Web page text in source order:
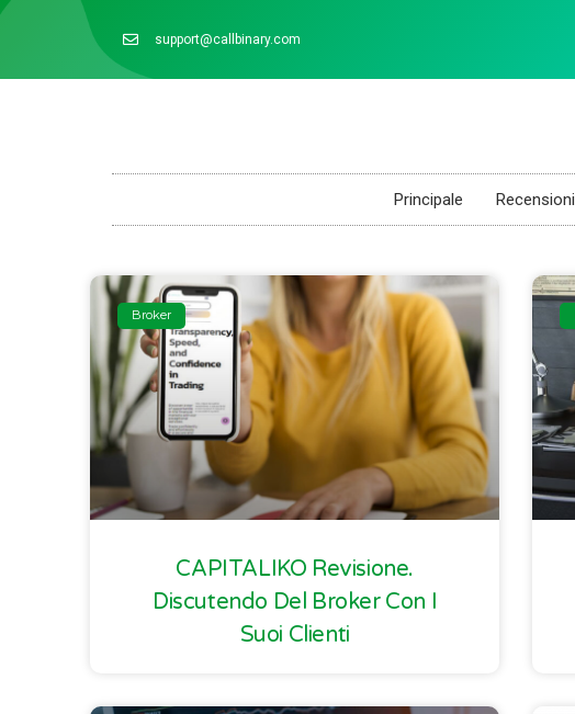
support@callbinary.com
Principale Recensioni
Broker
CAPITALIKO Revisione.
Discutendo Del Broker Con I
Suoi Clienti